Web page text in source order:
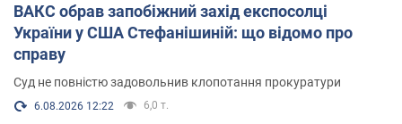
ВАКС обрав запобіжний захід експосолці
України у США Стефанішиній: що відомо про
справу
Суд не повністю задовольнив клопотання прокуратури
6.08.2026 12:22 6,0 т.